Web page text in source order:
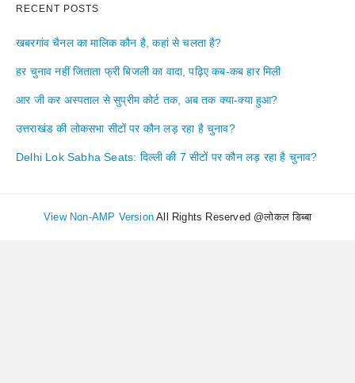
RECENT POSTS
खबरगांव चैनल का मालिक कौन है, कहां से चलता है?
हर चुनाव नहीं जिताता फ्री बिजली का वादा, पढ़िए कब-कब हार मिली
आर जी कर अस्पताल से सुप्रीम कोर्ट तक, अब तक क्या-क्या हुआ?
उत्तराखंड की लोकसभा सीटों पर कौन लड़ रहा है चुनाव?
Delhi Lok Sabha Seats: दिल्ली की 7 सीटों पर कौन लड़ रहा है चुनाव?
View Non-AMP Version All Rights Reserved @लोकल डिब्बा